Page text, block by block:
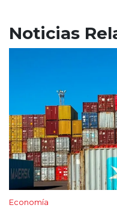
Noticias
Economía